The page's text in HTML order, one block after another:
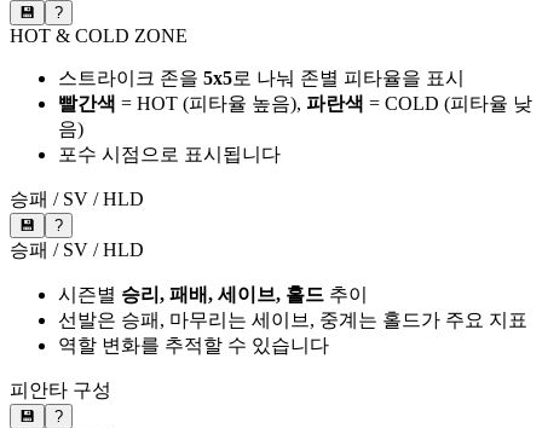
💾 ?
HOT & COLD ZONE
스트라이크 존을 5x5로 나눠 존별 피타율을 표시
빨간색 = HOT (피타율 높음), 파란색 = COLD (피타율 낮
음)
포수 시점으로 표시됩니다
승패 / SV / HLD
💾 ?
승패 / SV / HLD
시즌별 승리, 패배, 세이브, 홀드 추이
선발은 승패, 마무리는 세이브, 중계는 홀드가 주요 지표
역할 변화를 추적할 수 있습니다
피안타 구성
💾 ?